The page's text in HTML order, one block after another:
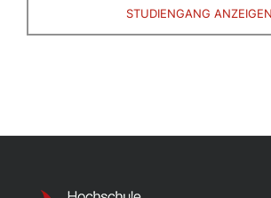
STUDIENGANG ANZEIGEN